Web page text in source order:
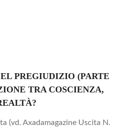
PREGIUDIZIO (PARTE
TRA COSCIENZA,
(vd. Axadamagazine Uscita N.